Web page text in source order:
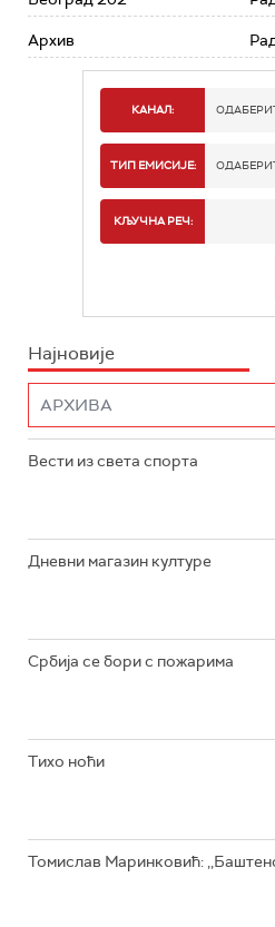
Архив
КАНАЛ:
ТИП ЕМИСИЈЕ:
КЉУЧНА РЕЧ:
Најновије
Вести из света спорта
Дневни магазин културе
Србија се бори с пожарима
Тихо ноћи
Томислав Маринковић: